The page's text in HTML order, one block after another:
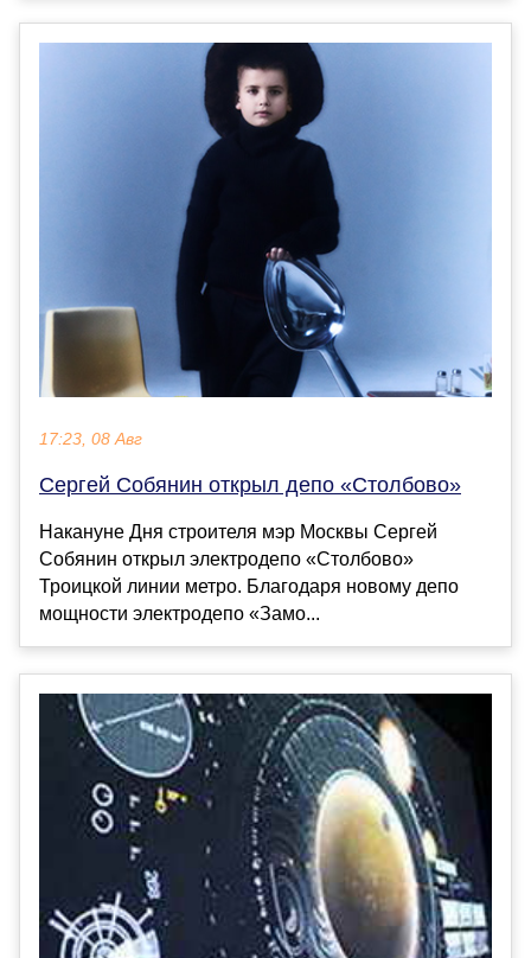
17:23, 08 Авг
Сергей Собянин открыл депо «Столбово»
Накануне Дня строителя мэр Москвы Сергей
Собянин открыл электродепо «Столбово»
Троицкой линии метро. Благодаря новому депо
мощности электродепо «Замо...